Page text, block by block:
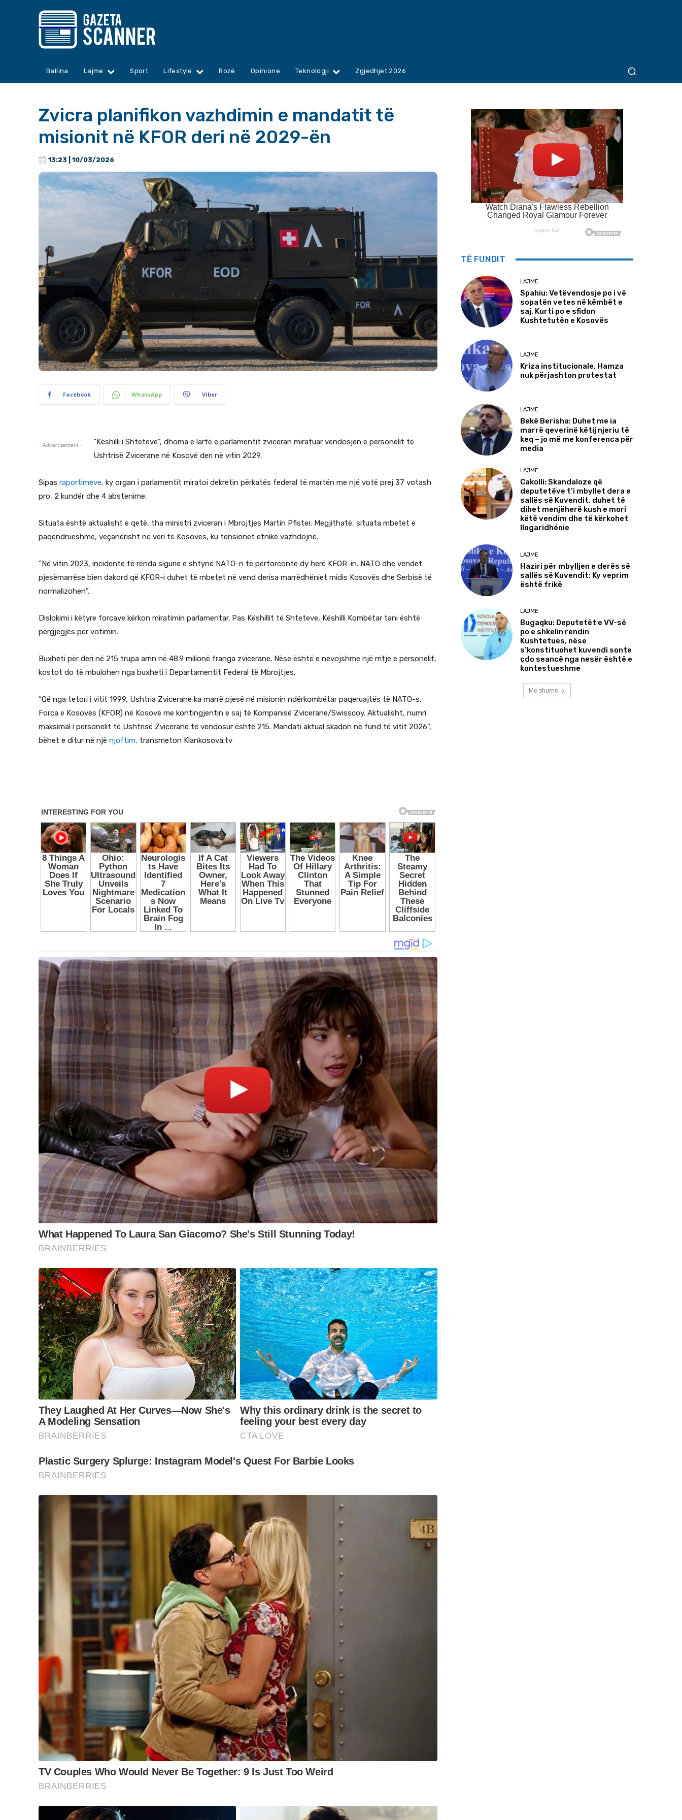
Ballina Lajme Sport Lifestyle Rozë Opinione Teknologji Zgjedhjet 2026
Zvicra planifikon vazhdimin e mandatit të
misionit në KFOR deri në 2029-ën
13:23 | 10/03/2026
Facebook WhatsApp Viber
- Advertisement -
“Këshilli i Shteteve”, dhoma e lartë e parlamentit zviceran miratuar vendosjen e personelit të
Ushtrisë Zvicerane në Kosovë deri në vitin 2029.
Sipas raportimeve, ky organ i parlamentit miratoi dekretin përkatës federal të martën me një votë prej 37 votash
pro, 2 kundër dhe 4 abstenime.
Situata është aktualisht e qetë, tha ministri zviceran i Mbrojtjes Martin Pfister. Megjithatë, situata mbetet e
paqëndrueshme, veçanërisht në veri të Kosovës, ku tensionet etnike vazhdojnë.
“Në vitin 2023, incidente të rënda sigurie e shtynë NATO-n të përforconte dy herë KFOR-in. NATO dhe vendet
pjesëmarrëse bien dakord që KFOR-i duhet të mbetet në vend derisa marrëdhëniet midis Kosovës dhe Serbisë të
normalizohen”.
Dislokimi i këtyre forcave kërkon miratimin parlamentar. Pas Këshillit të Shteteve, Këshilli Kombëtar tani është
përgjegjës për votimin.
Buxheti për deri në 215 trupa arrin në 48.9 milionë franga zvicerane. Nëse është e nevojshme një rritje e personelit,
kostot do të mbulohen nga buxheti i Departamentit Federal të Mbrojtjes.
“Që nga tetori i vitit 1999, Ushtria Zvicerane ka marrë pjesë në misionin ndërkombëtar paqeruajtës të NATO-s,
Forca e Kosovës (KFOR) në Kosovë me kontingjentin e saj të Kompanisë Zvicerane/Swisscoy. Aktualisht, numri
maksimal i personelit të Ushtrisë Zvicerane të vendosur është 215. Mandati aktual skadon në fund të vitit 2026”,
bëhet e ditur në një njoftim, transmeton Klankosova.tv
TË FUNDIT
LAJME
Spahiu: Vetëvendosje po i vë
sopatën vetes në këmbët e
saj, Kurti po e sfidon
Kushtetutën e Kosovës
LAJME
Kriza institucionale, Hamza
nuk përjashton protestat
LAJME
Bekë Berisha: Duhet me ia
marrë qeverinë këtij njeriu të
keq – jo më me konferenca për
media
LAJME
Cakolli: Skandaloze që
deputetëve t’i mbyllet dera e
sallës së Kuvendit, duhet të
dihet menjëherë kush e mori
këtë vendim dhe të kërkohet
llogaridhënie
LAJME
Haziri për mbylljen e derës së
sallës së Kuvendit: Ky veprim
është frikë
LAJME
Bugaqku: Deputetët e VV-së
po e shkelin rendin
Kushtetues, nëse
s’konstituohet kuvendi sonte
çdo seancë nga nesër është e
kontestueshme
Më shumë